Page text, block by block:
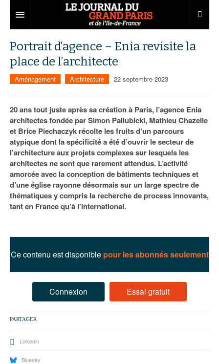
Territoires
Aménagement
Institutions
Services urbains
Entreprises
Emploi
Attractivité
Innovation
Marchés publics
75
77
78
92
95
Carnet
Nominations
Portraits
Les Assises du Grand Paris
Éditions précédentes
Le podcast
Lire les résumés
Portrait d’agence – Enia revisite la
place de l’architecte
Aménagement Architecture 22 septembre 2023
20 ans tout juste après sa création à Paris, l’agence Enia
architectes fondée par Simon Pallubicki, Mathieu Chazelle
et Brice Piechaczyk récolte les fruits d’un parcours
atypique dont la spécificité a été d’ouvrir le secteur de
l’architecture aux projets complexes sur lesquels les
architectes ne sont que rarement attendus. L’activité
amorcée avec la conception de bâtiments techniques et
d’une église rayonne désormais sur un large spectre de
thématiques y compris la recherche de process innovants,
tant en France qu’à l’international.
Ce contenu est disponible pour les abonnés seulement
Connexion Essai gratuit
PARTAGER
Linkedin
Bluesky